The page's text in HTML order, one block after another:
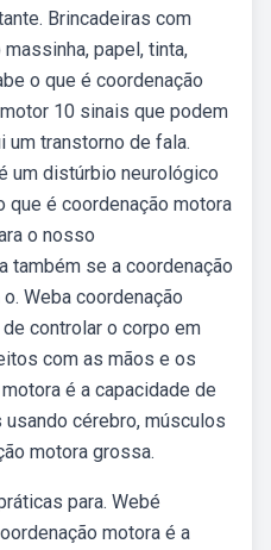
Brincadeiras com
papel, tinta,
o que é coordenação
10 sinais que podem
um transtorno de fala.
um distúrbio neurológico
que é coordenação motora
o nosso
também se a coordenação
Weba coordenação
controlar o corpo em
com as mãos e os
é a capacidade de
cérebro, músculos
motora grossa.
para. Webé
motora é a